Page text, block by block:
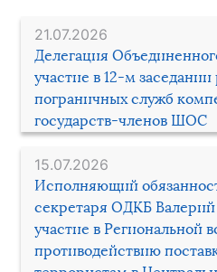
21.07.2026
Делегация
участие в 12-м
пограничных служб
государств-членов ШОС
15.07.2026
Исполняющий
секретаря ОДКБ
участие в Региональной
противодействию